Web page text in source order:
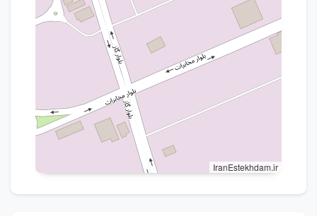
IranEstekhdam.ir